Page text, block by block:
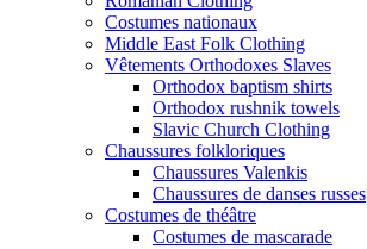
Costumes nationaux
Middle East Folk Clothing
Vêtements Orthodoxes Slaves
Orthodox baptism shirts
Orthodox rushnik towels
Slavic Church Clothing
Chaussures folkloriques
Chaussures Valenkis
Chaussures de danses russes
Costumes de théâtre
Costumes de mascarade